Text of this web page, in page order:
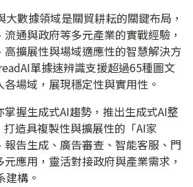
數據領域是關貿耕耘的關鍵布局，
通與政府等多元產業的實戰經驗，
擴展性與場域適應性的智慧解決方
單據速辨識支援超過65種圖文
場域，展現穩定性與實用性。
握生成式AI趨勢，推出生成式AI整
造具複製性與擴展性的「AI家
告生成、廣告審查、智能客服、門
應用，靈活對接政府與產業需求，
建構。